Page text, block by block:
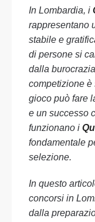
In Lombardia, i
rappresentano
stabile e
di persone si
dalla
competizione è
gioco può fare
e un successo
funzionano i
fondamentale
selezione.
In questo
concorsi in
dalla